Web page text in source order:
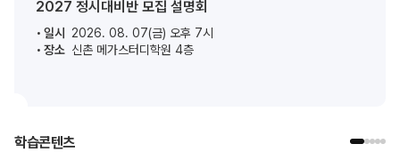
2027 정시대비반 모집 설명회
일시 2026. 08. 07(금) 오후 7시
장소 신촌 메가스터디학원 4층
학습콘텐츠